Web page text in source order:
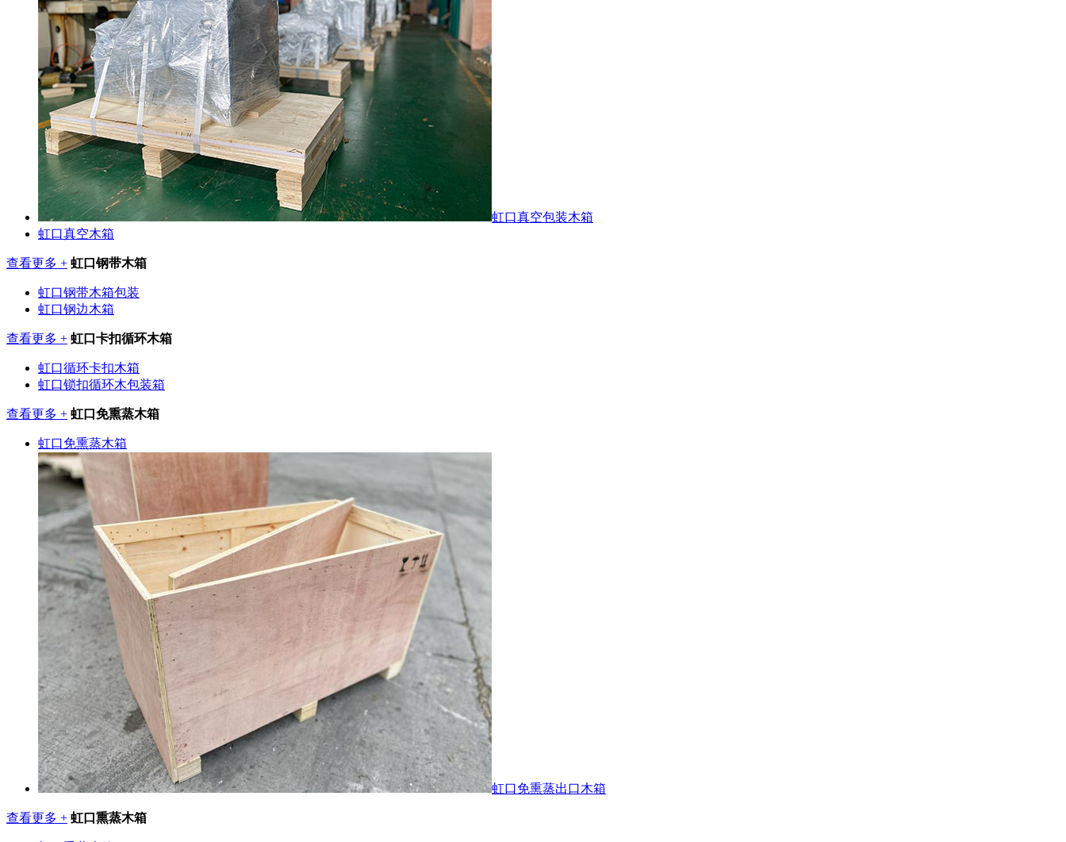
虹口真空包装木箱
虹口真空木箱
查看更多 + 虹口钢带木箱
虹口钢带木箱包装
虹口钢边木箱
查看更多 + 虹口卡扣循环木箱
虹口循环卡扣木箱
虹口锁扣循环木包装箱
查看更多 + 虹口免熏蒸木箱
虹口免熏蒸木箱
虹口免熏蒸出口木箱
查看更多 + 虹口熏蒸木箱